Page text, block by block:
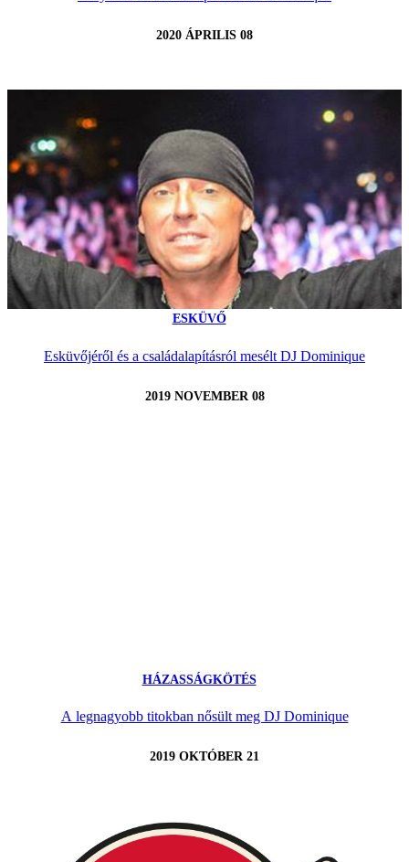
2020 ÁPRILIS 08
ESKÜVŐ
Esküvőjéről és a családalapításról mesélt DJ Dominique
2019 NOVEMBER 08
HÁZASSÁGKÖTÉS
A legnagyobb titokban nősült meg DJ Dominique
2019 OKTÓBER 21